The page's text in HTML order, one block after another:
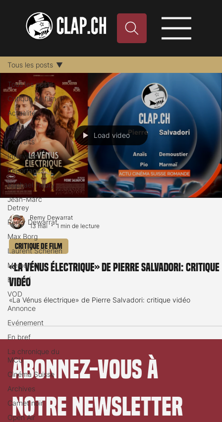
Tous les posts
Critique de film
Actualité
Festival
Portraits
Interview
Reportages
Raphael Fleury
Jean-Marc
Detrey
Remy Dewarrat
Max Borg
Laurent Scherlen
Memento
En bref
VOD
Annonce
Evénement
En bref
La chronique du
MCU
Cinéma Suisse
Archives
Carnet noir
Open Air
Tous les posts
Load video
Remy Dewarrat
13 mai
1 min de lecture
Critique de film
«La Vénus électrique» de Pierre Salvadori: critique
vidéo
«La Vénus électrique» de Pierre Salvadori: critique vidéo
Abonnez-vous à
notre newsletter